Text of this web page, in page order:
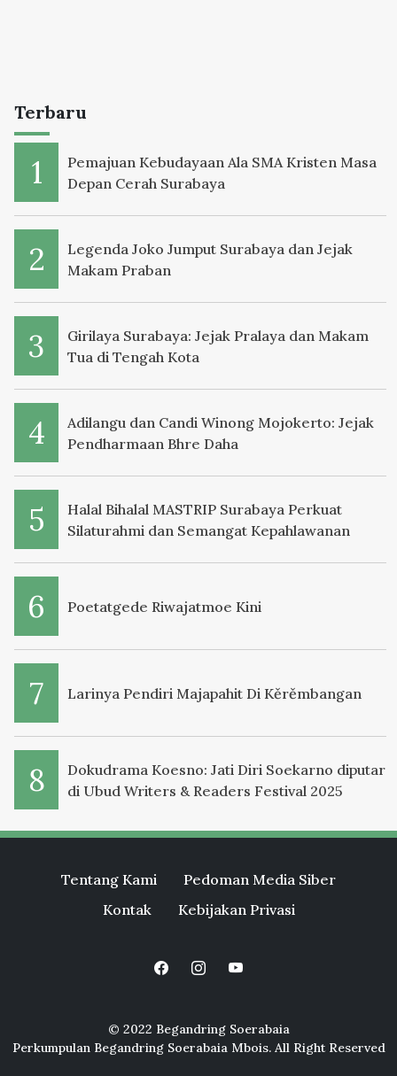
Terbaru
Pemajuan Kebudayaan Ala SMA Kristen Masa
Depan Cerah Surabaya
Legenda Joko Jumput Surabaya dan Jejak
Makam Praban
Girilaya Surabaya: Jejak Pralaya dan Makam
Tua di Tengah Kota
Adilangu dan Candi Winong Mojokerto: Jejak
Pendharmaan Bhre Daha
Halal Bihalal MASTRIP Surabaya Perkuat
Silaturahmi dan Semangat Kepahlawanan
Poetatgede Riwajatmoe Kini
Larinya Pendiri Majapahit Di Kěrěmbangan
Dokudrama Koesno: Jati Diri Soekarno diputar
di Ubud Writers & Readers Festival 2025
Tentang Kami
Pedoman Media Siber
Kontak
Kebijakan Privasi
© 2022 Begandring Soerabaia
Perkumpulan Begandring Soerabaia Mbois. All Right Reserved